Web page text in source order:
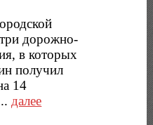
три дорожно-
в которых
получил
14
далее